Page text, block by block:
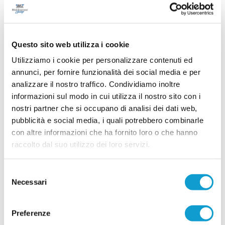
Questo sito web utilizza i cookie
Utilizziamo i cookie per personalizzare contenuti ed
annunci, per fornire funzionalità dei social media e per
analizzare il nostro traffico. Condividiamo inoltre
informazioni sul modo in cui utilizza il nostro sito con i
nostri partner che si occupano di analisi dei dati web,
pubblicità e social media, i quali potrebbero combinarle
con altre informazioni che ha fornito loro o che hanno
raccolto dal suo utilizzo dei loro servizi.
delNecessari
Preferenze
È stata una serata all'insegna dell’amicizia, della condivisione e
di Chiesanuova, ha visto protagoniste le tr...
TELUSIANO-STESE. Ambizione ed
entusiasmo alla presentazione
Una serata all'insegna dell'entusiasmo, della
condivisione e della voglia di costruire qualcosa
di importante. Giovedì 30 luglio la Telusiano-
Stese si è presentata ufficialmente nel corso
della cena inaugurale della nuova società,
svoltasi in una location accogliente e familiare,
d...leggi
SANGIUSTESE. Colpo in attacco: preso
MONTE SAN GIUSTO. La Sangiustese mette a